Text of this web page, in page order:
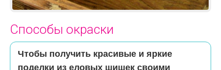
Способы окраски
Чтобы получить красивые и яркие
поделки из еловых шишек своими